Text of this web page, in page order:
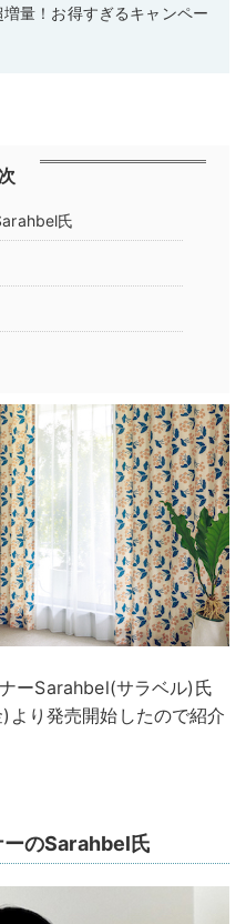
増量！お得すぎるキャンペー
氏
ーSarahbel(サラベル)氏
り発売開始したので紹介
のSarahbel氏